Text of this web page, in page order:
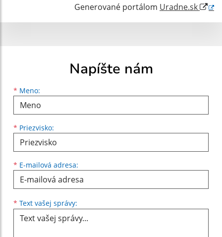
Generované portálom Uradne.sk
Napíšte nám
* Meno:
Meno
* Priezvisko:
Priezvisko
* E-mailová adresa:
E-mailová adresa
* Text vašej správy: